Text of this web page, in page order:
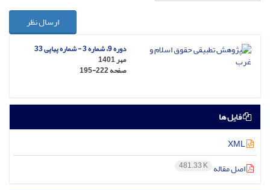
ارسال نظر
دوره 9، شماره 3 - شماره پیاپی 33
مهر 1401
صفحه195-222
فایل ها
اصل مقاله 481.33 K